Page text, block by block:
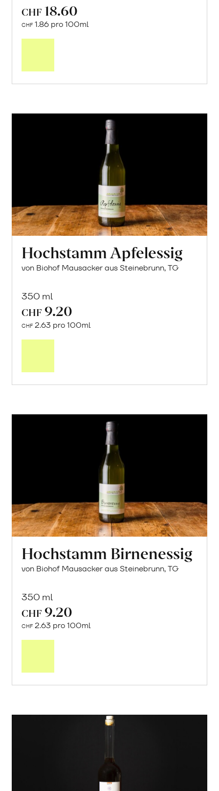
CHF 18.60
CHF 1.86 pro 100ml
Hochstamm Apfelessig
von Biohof Mausacker aus Steinebrunn, TG
350 ml
CHF 9.20
CHF 2.63 pro 100ml
Hochstamm Birnenessig
von Biohof Mausacker aus Steinebrunn, TG
350 ml
CHF 9.20
CHF 2.63 pro 100ml